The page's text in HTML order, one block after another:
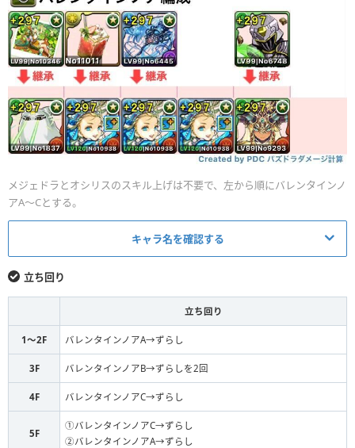
メジェドラとオシリスのスキル上げは不要で、左から順にバレンタインノ
アA〜Cとする。
キャラ名を確認する
L メジェドラ アルラウネの写真
S バレンタインノア
バレンタインノア
バレンタインノア
超転生オシリス
立ち回り
立ち回り
1〜2F バレンタインノアA→ずらし
3F バレンタインノアB→ずらしを2回
4F バレンタインノアC→ずらし
5F
①バレンタインノアC→ずらし
②バレンタインノアA→ずらし